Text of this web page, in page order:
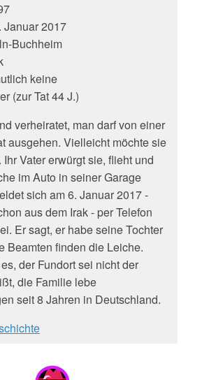
Januar 2017
Buchheim
keine
(zur Tat 44 J.)
verheiratet, man darf von einer
ausgehen. Vielleicht möchte sie
Vater erwürgt sie, flieht und
im Auto in seiner Garage
sich am 6. Januar 2017 -
aus dem Irak - per Telefon
Er sagt, er habe seine Tochter
Beamten finden die Leiche.
der Fundort sei nicht der
die Familie lebe
seit 8 Jahren in Deutschland.